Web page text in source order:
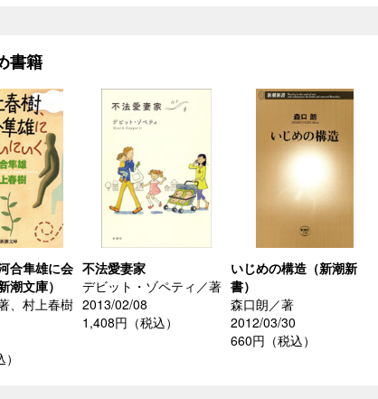
書籍
合隼雄に会
潮文庫）
、村上春樹
不法愛妻家
デビット・ゾペティ／著
2013/02/08
1,408円（税込）
いじめの構造（新潮新
書）
森口朗／著
2012/03/30
660円（税込）